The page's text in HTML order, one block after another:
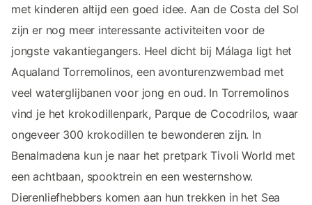
met kinderen altijd een goed idee. Aan de Costa del Sol
zijn er nog meer interessante activiteiten voor de
jongste vakantiegangers. Heel dicht bij Málaga ligt het
Aqualand Torremolinos, een avonturenzwembad met
veel waterglijbanen voor jong en oud. In Torremolinos
vind je het krokodillenpark, Parque de Cocodrilos, waar
ongeveer 300 krokodillen te bewonderen zijn. In
Benalmadena kun je naar het pretpark Tivoli World met
een achtbaan, spooktrein en een westernshow.
Dierenliefhebbers komen aan hun trekken in het Sea